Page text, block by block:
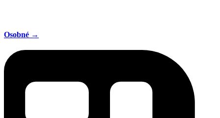
Osobné →